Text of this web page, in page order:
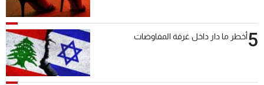
5أخطر ما دار داخل غرفة المفاوضات